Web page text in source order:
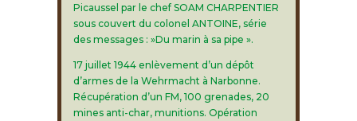
Picaussel par le chef SOAM CHARPENTIER
sous couvert du colonel ANTOINE, série
des messages : »Du marin à sa pipe ».
17 juillet 1944 enlèvement d’un dépôt
d’armes de la Wehrmacht à Narbonne.
Récupération d’un FM, 100 grenades, 20
mines anti-char, munitions. Opération